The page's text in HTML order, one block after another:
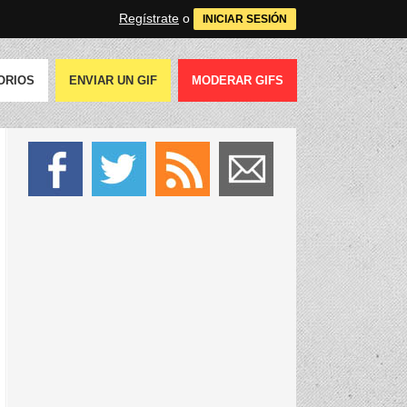
Regístrate o INICIAR SESIÓN
ENVIAR UN GIF MODERAR GIFS